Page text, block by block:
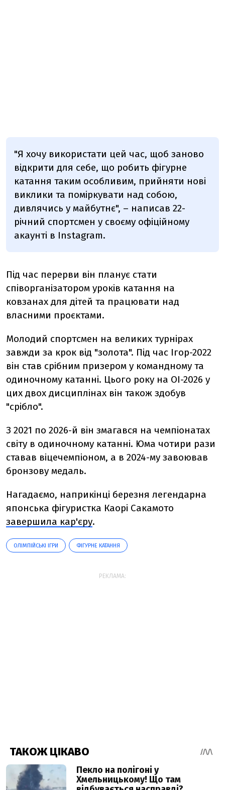
"Я хочу використати цей час, щоб заново
відкрити для себе, що робить фігурне
катання таким особливим, прийняти нові
виклики та поміркувати над собою,
дивлячись у майбутнє", – написав 22-
річний спортсмен у своєму офіційному
акаунті в Instagram.
Під час перерви він планує стати
співорганізатором уроків катання на
ковзанах для дітей та працювати над
власними проєктами.
Молодий спортсмен на великих турнірах
завжди за крок від "золота". Під час Ігор-2022
він став срібним призером у командному та
одиночному катанні. Цього року на ОІ-2026 у
цих двох дисциплінах він також здобув
"срібло".
З 2021 по 2026-й він змагався на чемпіонатах
світу в одиночному катанні. Юма чотири рази
ставав віцечемпіоном, а в 2024-му завоював
бронзову медаль.
Нагадаємо, наприкінці березня легендарна
японська фігуристка Каорі Сакамото
завершила кар'єру.
ОЛІМПІЙСЬКІ ІГРИ ФІГУРНЕ КАТАННЯ
РЕКЛАМА: